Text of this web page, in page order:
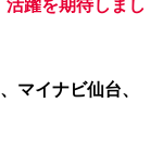
活躍を期待しまし
マイナビ仙台、